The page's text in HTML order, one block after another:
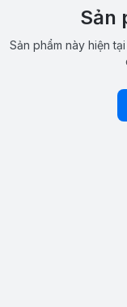
Sản
Sản phẩm này hiện